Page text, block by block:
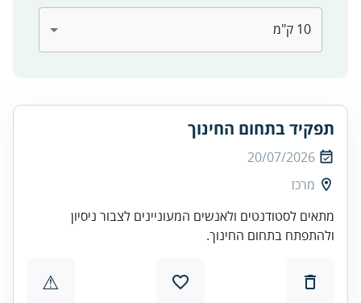
תפקיד בתחום החינוך
20/07/2026
מרכז
מתאים לסטודנטים ולאנשים המעוניינים לצבור ניסיון
ולהתפתח בתחום החינוך.
⚠